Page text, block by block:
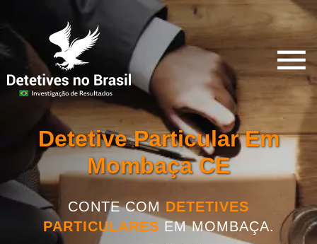
Detetive Particular Em
Mombaça CE
CONTE COM DETETIVES
PARTICULARES EM MOMBAÇA.